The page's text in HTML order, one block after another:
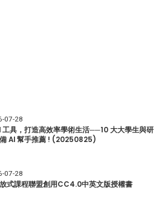
07-28
工具，打造高效率學術生活──10 大大學生與研
AI 幫手推薦 ! (20250825)
07-28
式課程聯盟創用CC4.0中英文版授權書